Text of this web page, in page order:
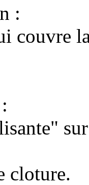
:
couvre
cloture.